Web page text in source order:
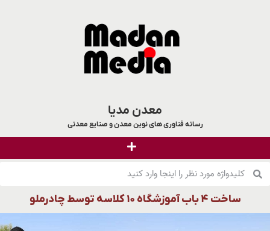
معدن مدیا
رسانه فناوری های نوین معدن و صنایع معدنی
ساخت ۴ باب آموزشگاه ۱۰ کلاسه توسط چادرملو